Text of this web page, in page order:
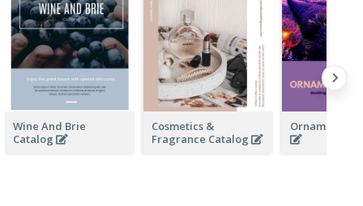
Wine And Brie
Catalog
Cosmetics &
Fragrance Catalog
Ornamentals